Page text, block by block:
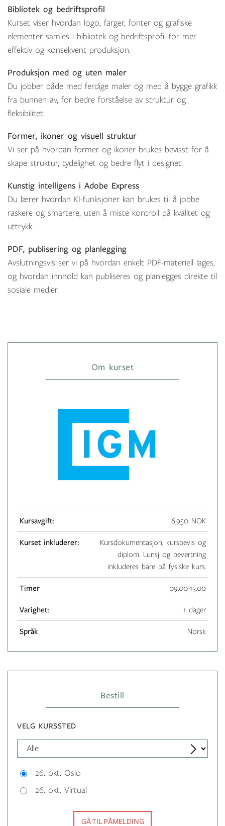
Bibliotek og bedriftsprofil
Kurset viser hvordan logo, farger, fonter og grafiske
elementer samles i bibliotek og bedriftsprofil for mer
effektiv og konsekvent produksjon.
Produksjon med og uten maler
Du jobber både med ferdige maler og med å bygge grafikk
fra bunnen av, for bedre forståelse av struktur og
fleksibilitet.
Former, ikoner og visuell struktur
Vi ser på hvordan former og ikoner brukes bevisst for å
skape struktur, tydelighet og bedre flyt i designet.
Kunstig intelligens i Adobe Express
Du lærer hvordan KI-funksjoner kan brukes til å jobbe
raskere og smartere, uten å miste kontroll på kvalitet og
uttrykk.
PDF, publisering og planlegging
Avslutningsvis ser vi på hvordan enkelt PDF-materiell lages,
og hvordan innhold kan publiseres og planlegges direkte til
sosiale medier.
Om kurset
Kursavgift: 6,950 NOK
Kurset inkluderer:
Kursdokumentasjon, kursbevis og
diplom. Lunsj og bevertning
inkluderes bare på fysiske kurs.
Timer 09.00-15.00
Varighet: 1 dager
Språk Norsk
Bestill
VELG KURSSTED
26. okt. Oslo
26. okt. Virtual
GÅ TIL PÅMELDING